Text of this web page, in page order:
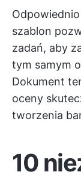
szablon
zadań, aby
tym samym
Dokument
oceny
tworzenia
10